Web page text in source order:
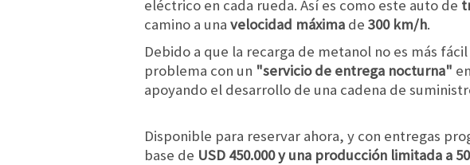
eléctrico en cada rueda. Así es como este auto de
camino a una velocidad máxima de 300 km/h.
Debido a que la recarga de metanol no es más
problema con un "servicio de entrega nocturna"
apoyando el desarrollo de una cadena de
Disponible para reservar ahora, y con entregas
base de USD 450.000 y una producción limitada a